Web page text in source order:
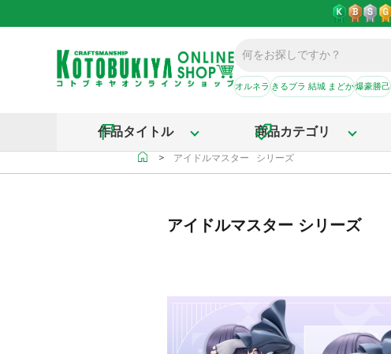
オルネラきるプラ 結城 まどか爆豪勝己
作品タイトル 商品カテゴリ
＞ アイドルマスター シリーズ
アイドルマスター シリーズ